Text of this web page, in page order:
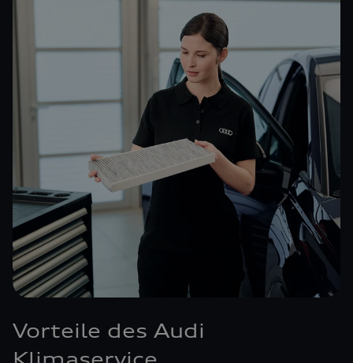
Vorteile des Audi